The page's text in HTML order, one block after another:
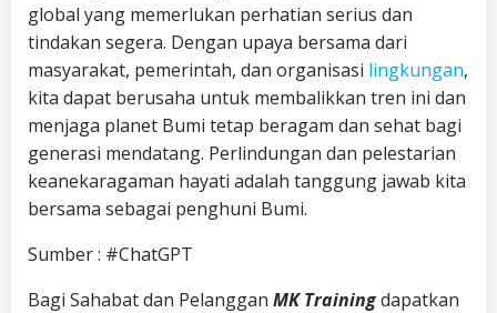
global yang memerlukan perhatian serius dan
tindakan segera. Dengan upaya bersama dari
masyarakat, pemerintah, dan organisasi lingkungan,
kita dapat berusaha untuk membalikkan tren ini dan
menjaga planet Bumi tetap beragam dan sehat bagi
generasi mendatang. Perlindungan dan pelestarian
keanekaragaman hayati adalah tanggung jawab kita
bersama sebagai penghuni Bumi.
Sumber : #ChatGPT
Bagi Sahabat dan Pelanggan MK Trainingdapatkan